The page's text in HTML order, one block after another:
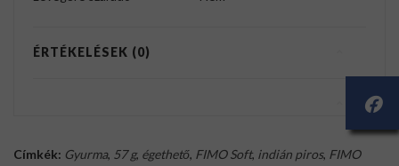
ÉRTÉKELÉSEK (0)
Címkék: Gyurma, 57 g, égethető, FIMO Soft, indián piros, FIMO